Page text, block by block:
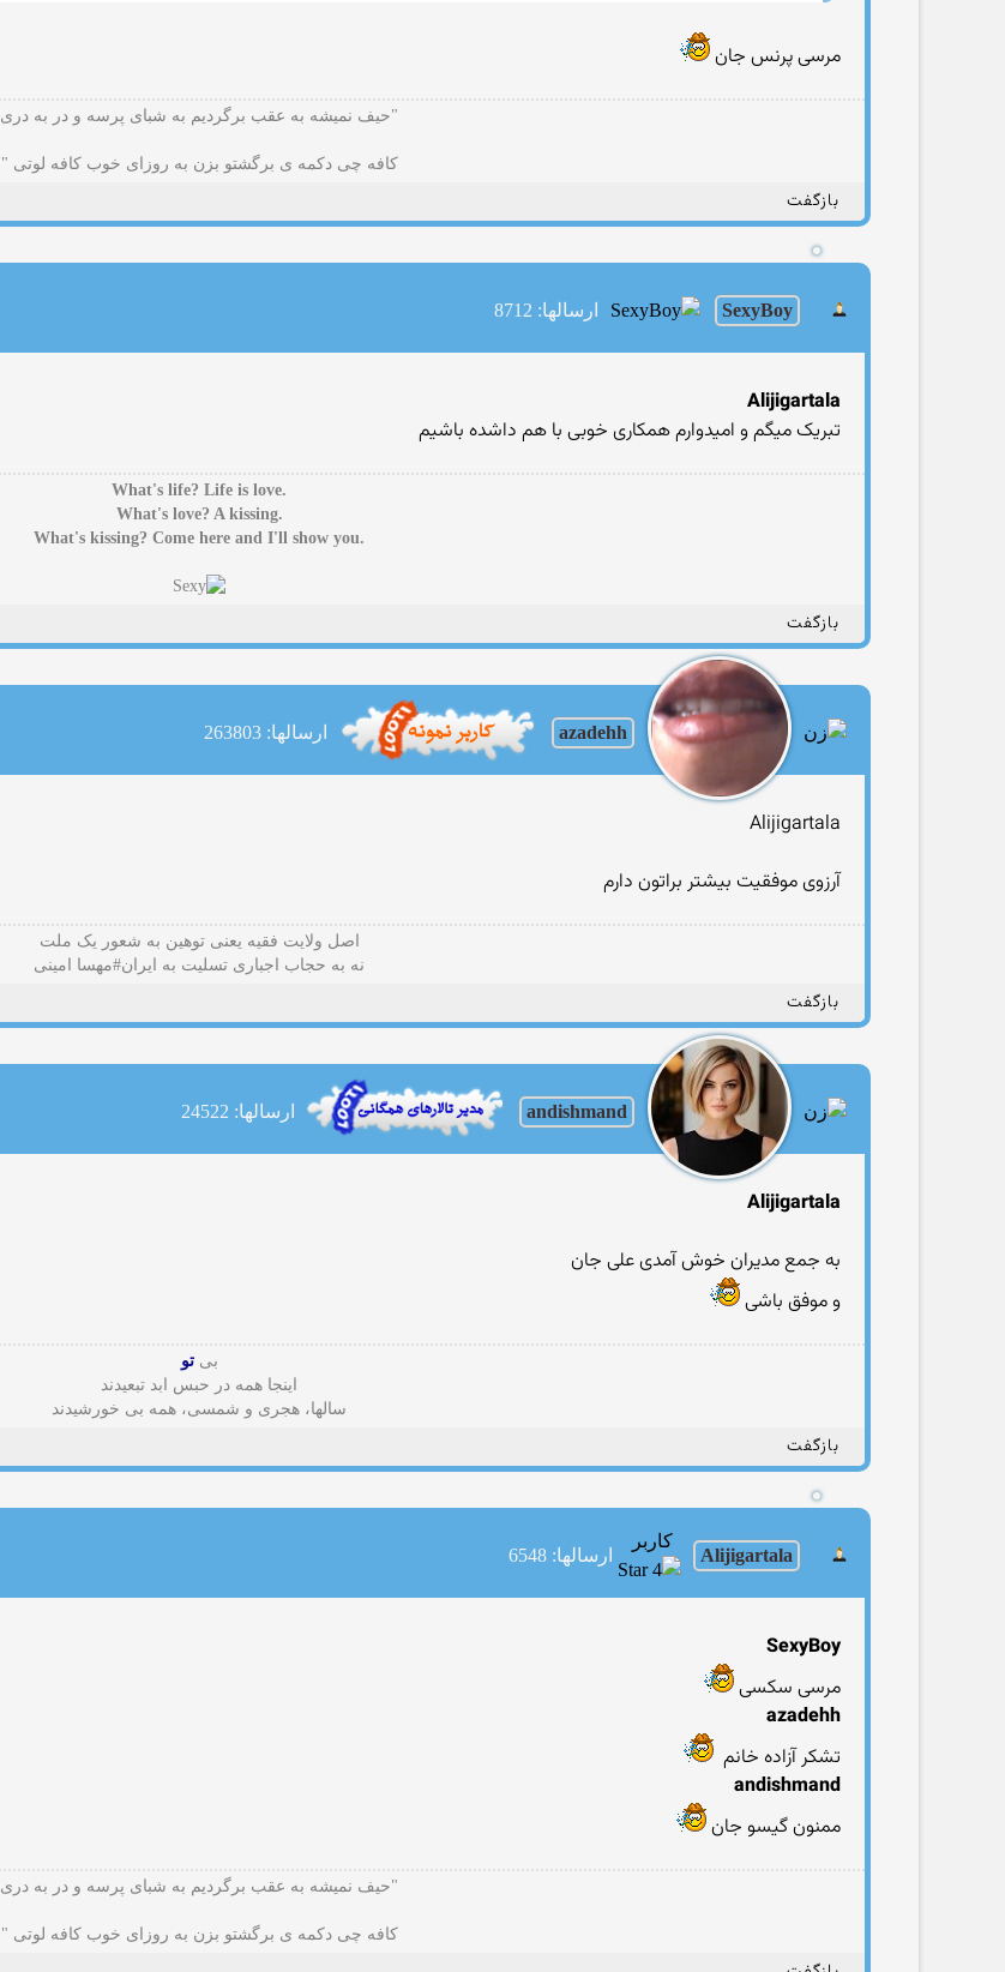
مرسی پرنس جان
"حیف نمیشه به عقب برگردیم به شبای پرسه و در به دری
کافه چی دکمه ی برگشتو بزن به روزای خوب کافه لوتی "
بازگفت
SexyBoy ارسالها: 8712
Alijigartala
تبریک میگم و امیدوارم همکاری خوبی با هم داشده باشیم
.What's life? Life is love
.What's love? A kissing
.What's kissing? Come here and I'll show you
بازگفت
azadehh ارسالها: 263803
Alijigartala
آرزوی موفقیت بیشتر براتون دارم
اصل ولایت فقیه یعنی‌ توهین به شعور یک ملت
نه به حجاب اجباری تسلیت به ایران#مهسا امینی
بازگفت
andishmand ارسالها: 24522
Alijigartala
به جمع مدیران خوش آمدی علی جان
و موفق باشی
بی تو
اینجا همه در حبس ابد تبعیدند
سالها، هجری و شمسی، همه بی خورشیدند
بازگفت
Alijigartala
کاربر
ارسالها: 6548
SexyBoy
مرسی سکسی
azadehh
تشکر آزاده خانم
andishmand
ممنون گیسو جان
"حیف نمیشه به عقب برگردیم به شبای پرسه و در به دری
کافه چی دکمه ی برگشتو بزن به روزای خوب کافه لوتی "